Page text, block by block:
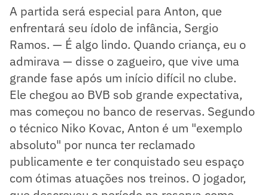
A partida será especial para Anton, que
enfrentará seu ídolo de infância, Sergio
Ramos. — É algo lindo. Quando criança, eu o
admirava — disse o zagueiro, que vive uma
grande fase após um início difícil no clube.
Ele chegou ao BVB sob grande expectativa,
mas começou no banco de reservas. Segundo
o técnico Niko Kovac, Anton é um "exemplo
absoluto" por nunca ter reclamado
publicamente e ter conquistado seu espaço
com ótimas atuações nos treinos. O jogador,